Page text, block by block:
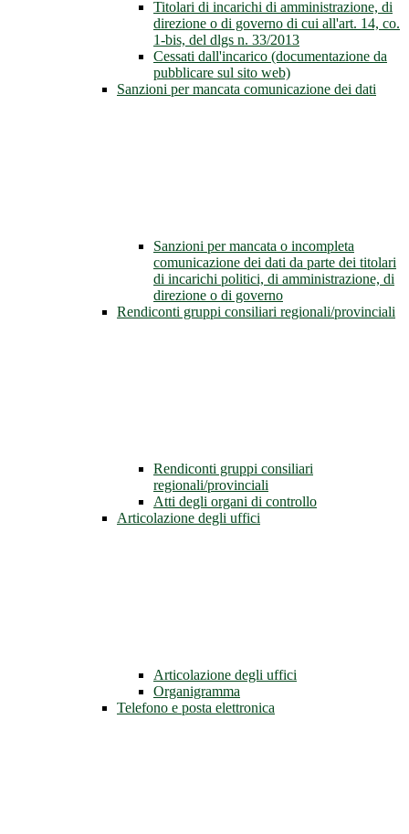
Titolari di incarichi di amministrazione, di
direzione o di governo di cui all'art. 14, co.
1-bis, del dlgs n. 33/2013
Cessati dall'incarico (documentazione da
pubblicare sul sito web)
Sanzioni per mancata comunicazione dei dati
Sanzioni per mancata o incompleta
comunicazione dei dati da parte dei titolari
di incarichi politici, di amministrazione, di
direzione o di governo
Rendiconti gruppi consiliari regionali/provinciali
Rendiconti gruppi consiliari
regionali/provinciali
Atti degli organi di controllo
Articolazione degli uffici
Articolazione degli uffici
Organigramma
Telefono e posta elettronica